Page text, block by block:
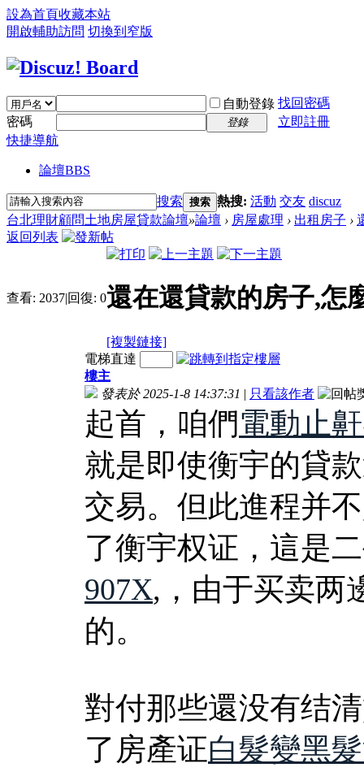
設為首頁收藏本站
開啟輔助訪問 切換到窄版
自動登錄 找回密碼
密碼
登錄
立即註冊
快捷導航
論壇BBS
搜索 搜索 熱搜: 活動 交友 discuz
台北理財顧問土地房屋貸款論壇»論壇 › 房屋處理 › 出租房子 ›
返回列表
查看: 2037|回復: 0還在還貸款的房子,怎
[複製鏈接]
電梯直達
樓主
發表於 2025-1-8 14:37:31 | 只看該作者
起首，咱們電動止
就是即使衡宇的貸
交易。但此進程并
了衡宇权证，這是
907X,，由于买卖两
的。
對付那些還没有结
了房產证白髮變黑